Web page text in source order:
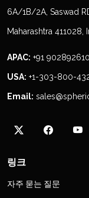
6A/1B/2A, Saswad
Maharashtra 411028,
APAC: +91
USA: +1-303-800-
Email:
링크
자주 묻는 질문